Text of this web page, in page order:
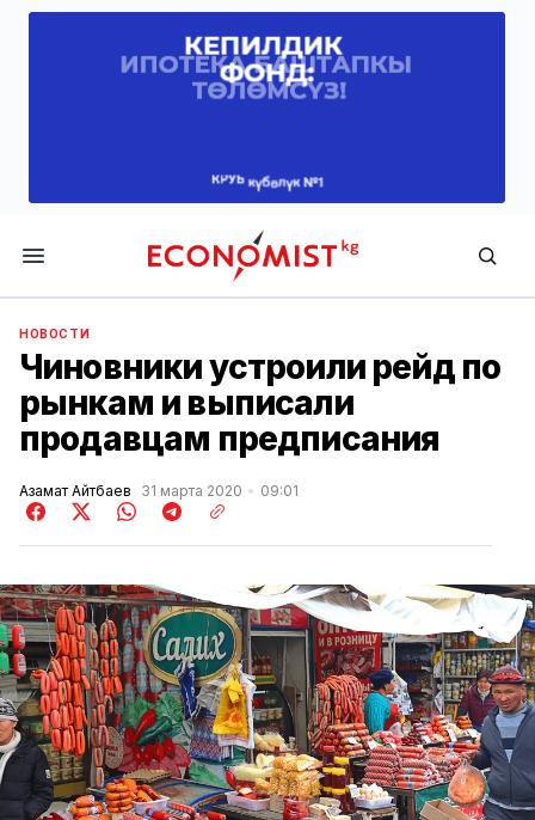
Economist.kg
НОВОСТИ
Чиновники устроили рейд по
рынкам и выписали
продавцам предписания
Азамат Айтбаев 31 марта 2020 09:01